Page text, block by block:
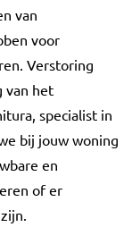
van
voor
Verstoring
van het
specialist in
bij jouw woning
en
of er